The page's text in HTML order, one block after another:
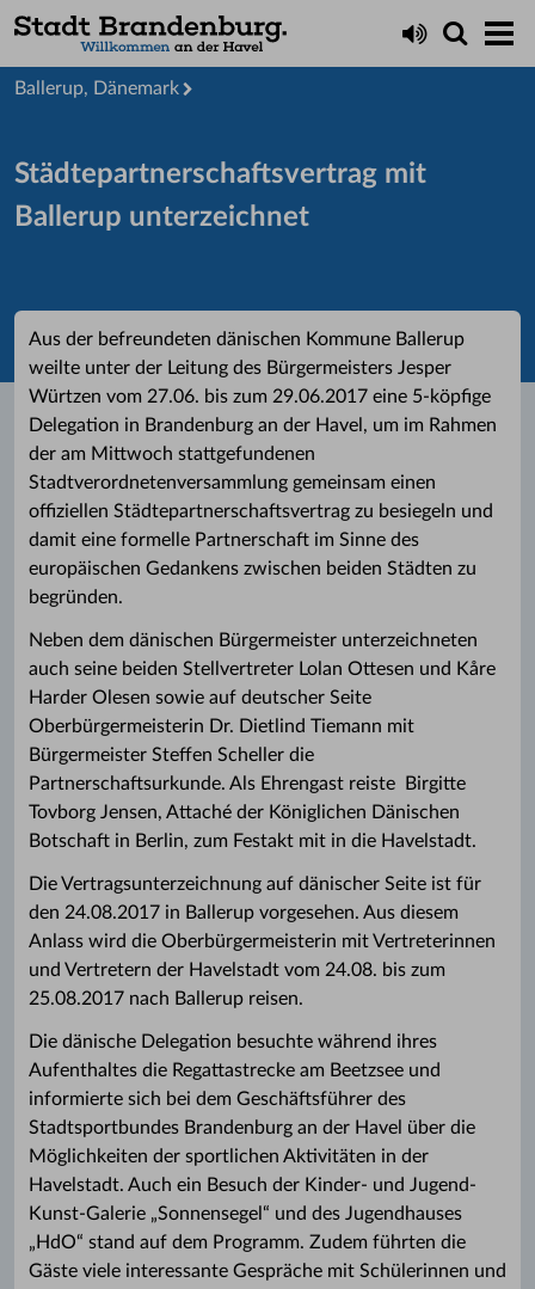
Städtepartnerschaften
Ballerup, Dänemark
Städtepartnerschaftsvertrag mit
Ballerup unterzeichnet
Aus der befreundeten dänischen Kommune Ballerup
weilte unter der Leitung des Bürgermeisters Jesper
Würtzen vom 27.06. bis zum 29.06.2017 eine 5-köpfige
Delegation in Brandenburg an der Havel, um im Rahmen
der am Mittwoch stattgefundenen
Stadtverordnetenversammlung gemeinsam einen
offiziellen Städtepartnerschaftsvertrag zu besiegeln und
damit eine formelle Partnerschaft im Sinne des
europäischen Gedankens zwischen beiden Städten zu
begründen.
Neben dem dänischen Bürgermeister unterzeichneten
auch seine beiden Stellvertreter Lolan Ottesen und Kåre
Harder Olesen sowie auf deutscher Seite
Oberbürgermeisterin Dr. Dietlind Tiemann mit
Bürgermeister Steffen Scheller die
Partnerschaftsurkunde. Als Ehrengast reiste Birgitte
Tovborg Jensen, Attaché der Königlichen Dänischen
Botschaft in Berlin, zum Festakt mit in die Havelstadt.
Die Vertragsunterzeichnung auf dänischer Seite ist für
den 24.08.2017 in Ballerup vorgesehen. Aus diesem
Anlass wird die Oberbürgermeisterin mit Vertreterinnen
und Vertretern der Havelstadt vom 24.08. bis zum
25.08.2017 nach Ballerup reisen.
Die dänische Delegation besuchte während ihres
Aufenthaltes die Regattastrecke am Beetzsee und
informierte sich bei dem Geschäftsführer des
Stadtsportbundes Brandenburg an der Havel über die
Möglichkeiten der sportlichen Aktivitäten in der
Havelstadt. Auch ein Besuch der Kinder‐ und Jugend‐
Kunst‐Galerie „Sonnensegel“ und des Jugendhauses
„HdO“ stand auf dem Programm. Zudem führten die
Gäste viele interessante Gespräche mit Schülerinnen und